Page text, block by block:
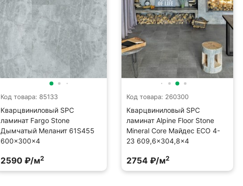
Код товара: 85133
Кварцвиниловый SPC
ламинат Fargo Stone
Дымчатый Меланит 61S455
600×300×4
2590 ₽/м2
Код товара: 260300
Кварцвиниловый SPC
ламинат Alpine Floor Stone
Mineral Core Майдес ECO 4-
23 609,6×304,8×4
2754 ₽/м2